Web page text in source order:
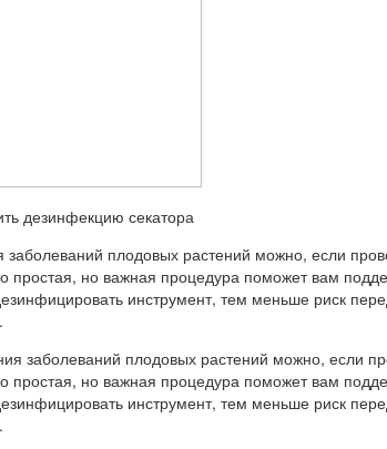
заболеваний плодовых растений можно, если
простая, но важная процедура поможет вам
инструмент, тем меньше риск